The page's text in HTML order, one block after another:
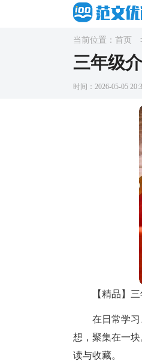
当前位置： 首页
三年级
时间：2026-05-05
【精品】
在日常学
想，聚集在一
读与收藏。